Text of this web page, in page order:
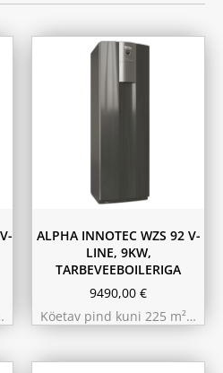
ALPHA INNOTEC WZS 92 V-
LINE, 9KW,
TARBEVEEBOILERIGA
9490,00 €
Köetav pind kuni 225 m²…